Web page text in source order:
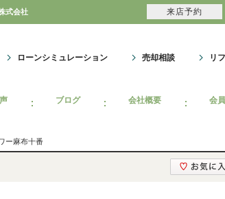
式会社
ローンシミュレーション 売却相談 リ
ブログ 会社概要 会
ー麻布十番
来店予約